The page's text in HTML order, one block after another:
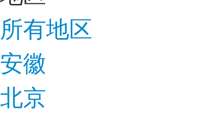
所有地区
安徽
北京